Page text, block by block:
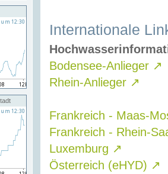
Internationale
Bodensee-Anlieger ↗
Rhein-Anlieger ↗
Frankreich - Maas-
Frankreich - Rhein-
Luxemburg ↗
Österreich (eHYD) ↗